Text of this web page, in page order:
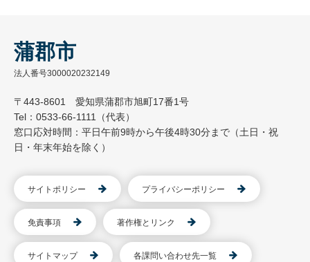
蒲郡市
法人番号3000020232149
〒443-8601 愛知県蒲郡市旭町17番1号
Tel：0533-66-1111（代表）
窓口応対時間：平日午前9時から午後4時30分まで（土日・祝
日・年末年始を除く）
サイトポリシー プライバシーポリシー
免責事項 著作権とリンク
サイトマップ 各課問い合わせ先一覧